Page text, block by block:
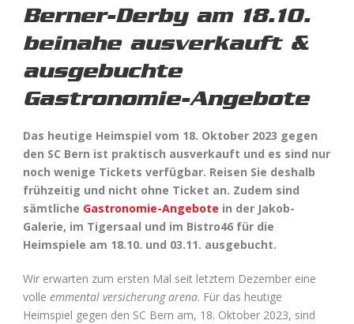
Berner-Derby am 18.10.
beinahe ausverkauft &
ausgebuchte
Gastronomie-Angebote
Das heutige Heimspiel vom 18. Oktober 2023 gegen
den SC Bern ist praktisch ausverkauft und es sind nur
noch wenige Tickets verfügbar. Reisen Sie deshalb
frühzeitig und nicht ohne Ticket an. Zudem sind
sämtliche Gastronomie-Angebote in der Jakob-
Galerie, im Tigersaal und im Bistro46 für die
Heimspiele am 18.10. und 03.11. ausgebucht.
Wir erwarten zum ersten Mal seit letztem Dezember eine
volle emmental versicherung arena. Für das heutige
Heimspiel gegen den SC Bern am, 18. Oktober 2023, sind